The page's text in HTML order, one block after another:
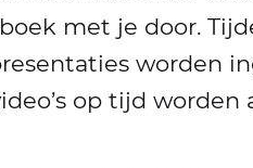
met je door.
worden
op tijd worden